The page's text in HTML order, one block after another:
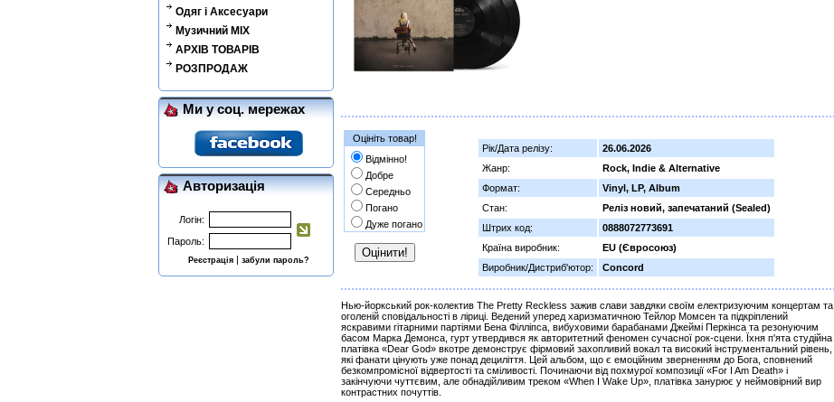
Одяг і Аксесуари
Музичний MIX
АРХІВ ТОВАРІВ
РОЗПРОДАЖ
Ми у соц. мережах
Авторизація
Логін:
Пароль:
Реєстрація| забули пароль?
Оцініть товар!
Відмінно!
Добре
Середньо
Погано
Дуже погано
Рік/Дата релізу:
26.06.2026
Жанр:
Rock, Indie & Alternative
Формат:
Vinyl, LP, Album
Стан:
Реліз новий, запечатаний (Sealed)
Штрих код:
0888072773691
Країна виробник:
EU (Євросоюз)
Виробник/Дистриб'ютор:
Concord
Нью-йоркський рок-колектив The Pretty Reckless зажив слави завдяки своїм електризуючим концертам та
оголеній сповідальності в ліриці. Ведений уперед харизматичною Тейлор Момсен та підкріплений
яскравими гітарними партіями Бена Філліпса, вибуховими барабанами Джеймі Перкінса та резонуючим
басом Марка Демонса, гурт утвердився як авторитетний феномен сучасної рок-сцени. Їхня п'ята студійна
платівка «Dear God» вкотре демонструє фірмовий захопливий вокал та високий інструментальний рівень,
які фанати цінують уже понад дециліття. Цей альбом, що є емоційним зверненням до Бога, сповнений
безкомпромісної відвертості та сміливості. Починаючи від похмурої композиції «For I Am Death» і
закінчуючи чуттєвим, але обнадійливим треком «When I Wake Up», платівка занурює у неймовірний вир
контрастних почуттів.